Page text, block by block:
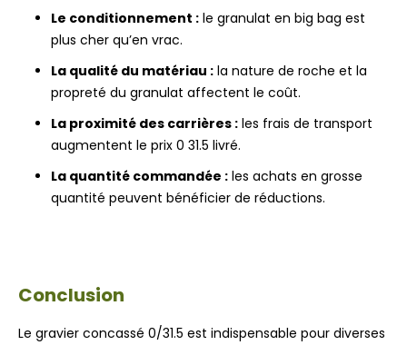
Le conditionnement : le granulat en big bag est
plus cher qu’en vrac.
La qualité du matériau : la nature de roche et la
propreté du granulat affectent le coût.
La proximité des carrières : les frais de transport
augmentent le prix 0 31.5 livré.
La quantité commandée : les achats en grosse
quantité peuvent bénéficier de réductions.
Conclusion
Le gravier concassé 0/31.5 est indispensable pour diverses